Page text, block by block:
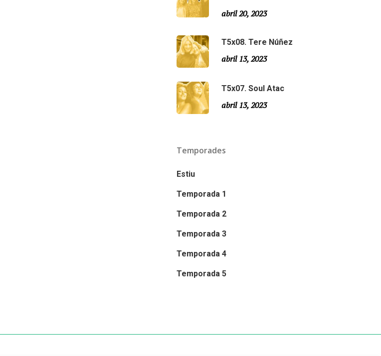
abril 20, 2023
T5x08. Tere Núñez
abril 13, 2023
T5x07. Soul Atac
abril 13, 2023
Temporades
Estiu
Temporada 1
Temporada 2
Temporada 3
Temporada 4
Temporada 5
Email:slsmonty@gmail.com